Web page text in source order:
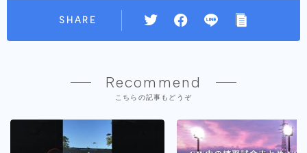
SHARE
Recommend
こちらの記事もどうぞ